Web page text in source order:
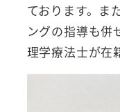
ております。ま
ングの指導も併
理学療法士が在